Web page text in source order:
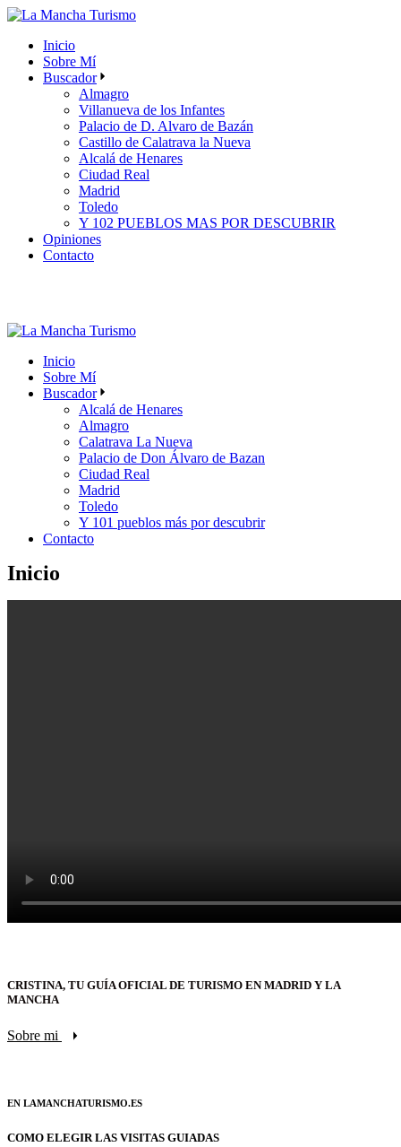
Skip
content
Inicio
Sobre Mí
Buscador
Almagro
Villanueva de los Infantes
Palacio de D. Alvaro de Bazán
Castillo de Calatrava la Nueva
Alcalá de Henares
Ciudad Real
Madrid
Toledo
Y 102 PUEBLOS MAS POR DESCUBRIR
Opiniones
Contacto
Inicio
Sobre Mí
Buscador
Alcalá de Henares
Almagro
Calatrava La Nueva
Palacio de Don Álvaro de Bazan
Ciudad Real
Madrid
Toledo
Y 101 pueblos más por descubrir
Contacto
Inicio
CRISTINA, TU GUÍA OFICIAL DE TURISMO EN MADRID Y LA
MANCHA
Sobre mi
EN LAMANCHATURISMO.ES
COMO ELEGIR LAS VISITAS GUIADAS